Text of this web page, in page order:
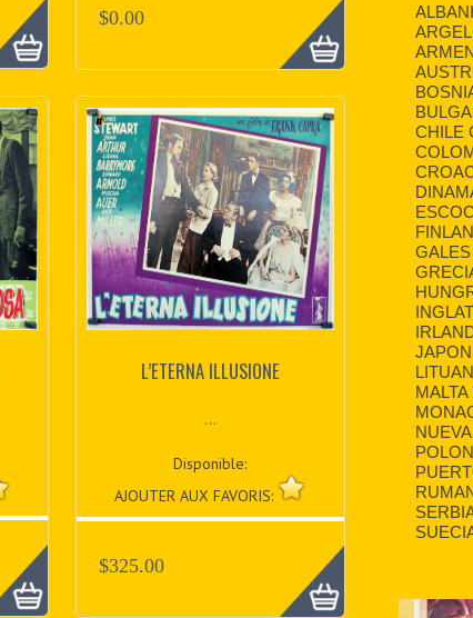
$0.00
L’ETERNA ILLUSIONE
...
Disponible:
AJOUTER AUX FAVORIS:
$325.00
CHILE